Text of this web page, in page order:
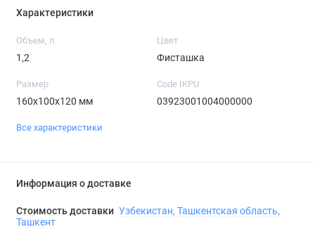
Характеристики
Объем, л
1,2
Цвет
Фисташка
Размер
160х100х120 мм
Code IKPU
03923001004000000
Все характеристики
Информация о доставке
Стоимость доставки Узбекистан, Ташкентская область,
Ташкент